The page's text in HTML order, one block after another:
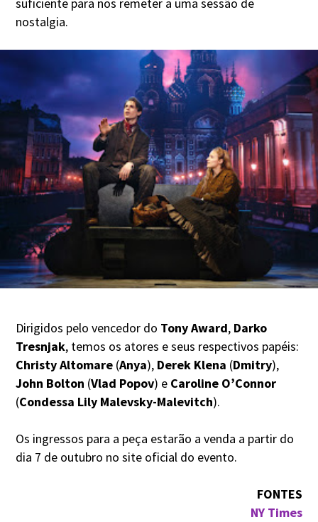
suficiente para nos remeter a uma sessão de
nostalgia.
Dirigidos pelo vencedor do Tony Award, Darko
Tresnjak, temos os atores e seus respectivos papéis:
Christy Altomare (Anya), Derek Klena (Dmitry),
John Bolton (Vlad Popov) e Caroline O’Connor
(Condessa Lily Malevsky-Malevitch).
Os ingressos para a peça estarão a venda a partir do
dia 7 de outubro no site oficial do evento.
FONTES
NY Times